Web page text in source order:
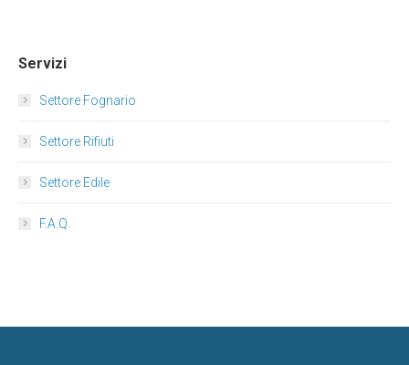
Servizi
Settore Fognario
Settore Rifiuti
Settore Edile
F.A.Q.